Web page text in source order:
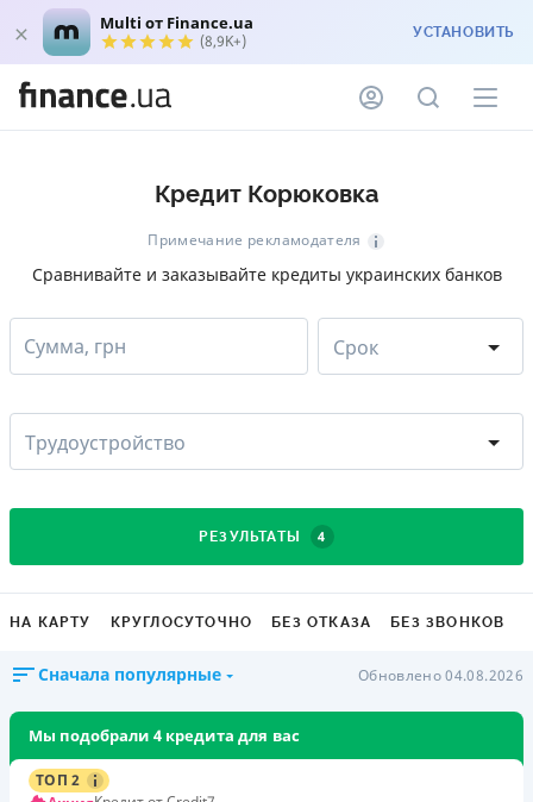
Multi от Finance.ua
(8,9K+) УСТАНОВИТЬ
Кредит Корюковка
Примечание рекламодателя
Сравнивайте и заказывайте кредиты украинских банков
Сумма, грн Срок
Трудоустройство
РЕЗУЛЬТАТЫ 4
НА КАРТУ КРУГЛОСУТОЧНО БЕЗ ОТКАЗА БЕЗ ЗВОНКОВ
Сначала популярные Обновлено 04.08.2026
Мы подобрали 4 кредита для вас
ТОП 2